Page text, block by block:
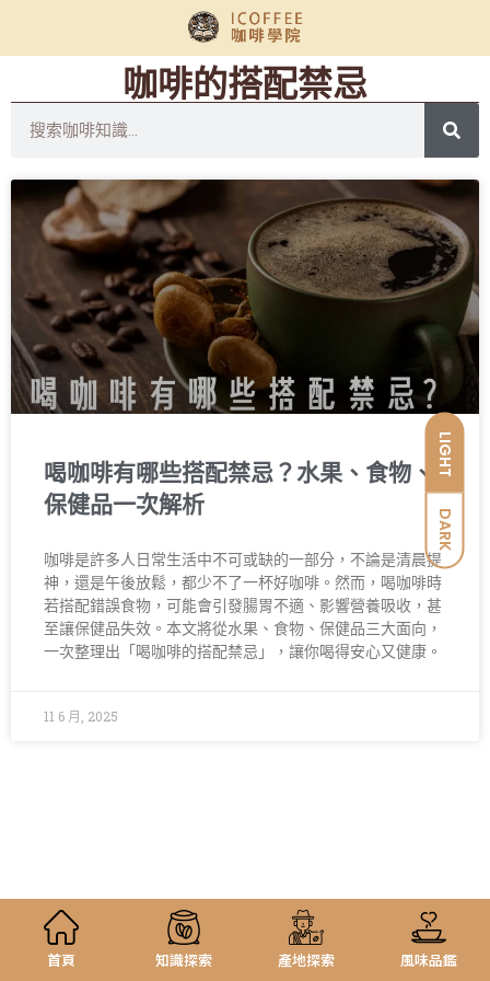
LIGHT
DARK
咖啡的搭配禁忌
喝咖啡有哪些搭配禁忌？水果、食物、
保健品一次解析
咖啡是許多人日常生活中不可或缺的一部分，不論是清晨提
神，還是午後放鬆，都少不了一杯好咖啡。然而，喝咖啡時
若搭配錯誤食物，可能會引發腸胃不適、影響營養吸收，甚
至讓保健品失效。本文將從水果、食物、保健品三大面向，
一次整理出「喝咖啡的搭配禁忌」，讓你喝得安心又健康。
11 6 月, 2025
首頁 知識探索 產地探索 風味品鑑